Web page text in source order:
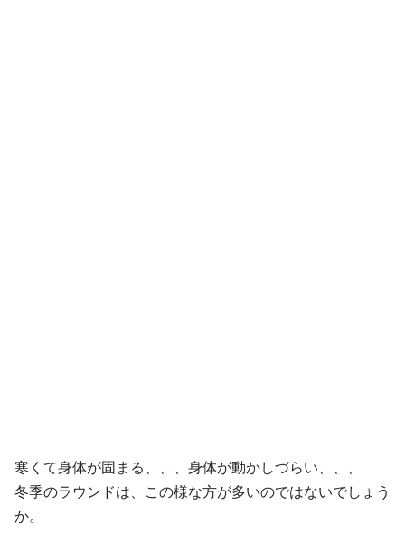
寒くて身体が固まる、、、身体が動かしづらい、、、
冬季のラウンドは、この様な方が多いのではないでしょう
か。